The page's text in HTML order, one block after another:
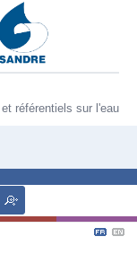
référentiels sur l'eau